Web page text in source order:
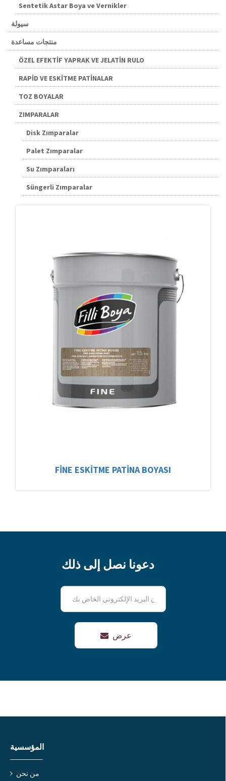
Sentetik Astar Boya ve Vernikler
سيولة
منتجات مساعدة
ÖZEL EFEKTİF YAPRAK VE JELATİN RULO
RAPİD VE ESKİTME PATİNALAR
TOZ BOYALAR
ZIMPARALAR
Disk Zımparalar
Palet Zımparalar
Su Zımparaları
Süngerli Zımparalar
FİNE ESKİTME PATİNA BOYASI
دعونا نصل إلى ذلك
عرض
المؤسسية
من نحن